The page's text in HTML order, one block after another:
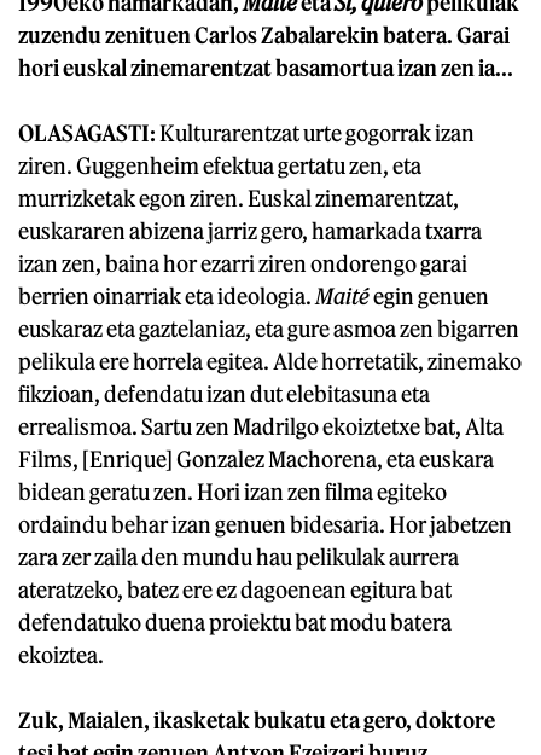
zuzendu zenituen Carlos Zabalarekin batera. Garai
hori euskal zinemarentzat basamortua izan zen ia...
OLASAGASTI:Kulturarentzat urte gogorrak izan
ziren. Guggenheim efektua gertatu zen, eta
murrizketak egon ziren. Euskal zinemarentzat,
euskararen abizena jarriz gero, hamarkada txarra
izan zen, baina hor ezarri ziren ondorengo garai
berrien oinarriak eta ideologia. Maitéegin genuen
euskaraz eta gaztelaniaz, eta gure asmoa zen bigarren
pelikula ere horrela egitea. Alde horretatik, zinemako
fikzioan, defendatu izan dut elebitasuna eta
errealismoa. Sartu zen Madrilgo ekoiztetxe bat, Alta
Films, [Enrique] Gonzalez Machorena, eta euskara
bidean geratu zen. Hori izan zen filma egiteko
ordaindu behar izan genuen bidesaria. Hor jabetzen
zara zer zaila den mundu hau pelikulak aurrera
ateratzeko, batez ere ez dagoenean egitura bat
defendatuko duena proiektu bat modu batera
ekoiztea.
Zuk, Maialen, ikasketak bukatu eta gero, doktore